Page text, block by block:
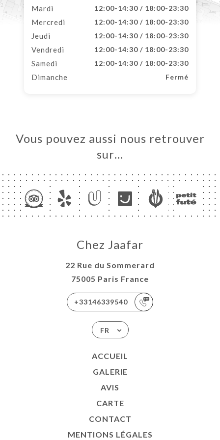
Mardi 12:00-14:30 / 18:00-23:30
Mercredi 12:00-14:30 / 18:00-23:30
Jeudi 12:00-14:30 / 18:00-23:30
Vendredi 12:00-14:30 / 18:00-23:30
Samedi 12:00-14:30 / 18:00-23:30
Dimanche Fermé
Vous pouvez aussi nous retrouver
sur…
Chez Jaafar
22 Rue du Sommerard
75005 Paris France
+33146339540
FR
ACCUEIL
GALERIE
AVIS
CARTE
CONTACT
MENTIONS LÉGALES